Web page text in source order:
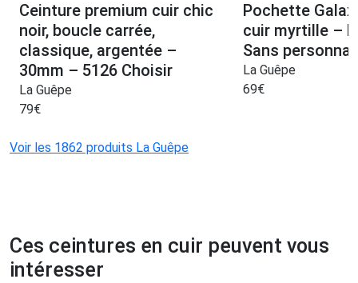
Ceinture premium cuir chic
noir, boucle carrée,
classique, argentée –
30mm – 5126 Choisir
La Guêpe
79€
Pochette
cuir myrtille –
Sans
La Guêpe
69€
Voir les 1862 produits La Guêpe
Ces ceintures en cuir peuvent vous
intéresser